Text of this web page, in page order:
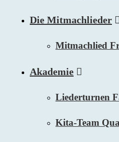
Die Mitmachlieder
Mitmachlied
Akademie
Liederturnen
Kita-Team